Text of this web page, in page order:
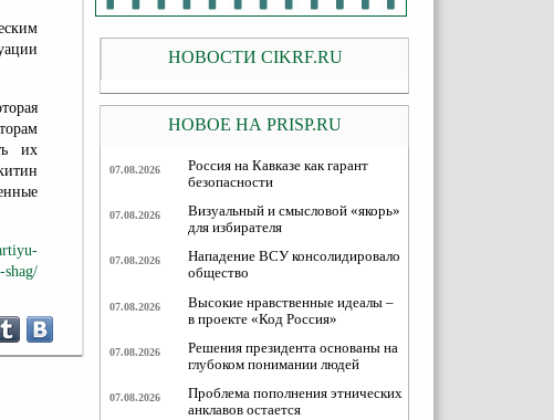
их
shag/
НОВОСТИ CIKRF.RU
НОВОЕ НА PRISP.RU
07.08.2026
Россия на Кавказе как гарант
безопасности
07.08.2026
Визуальный и смысловой «якорь»
для избирателя
07.08.2026
Нападение ВСУ консолидировало
общество
07.08.2026
Высокие нравственные идеалы –
в проекте «Код Россия»
07.08.2026
Решения президента основаны на
глубоком понимании людей
07.08.2026
Проблема пополнения этнических
анклавов остается